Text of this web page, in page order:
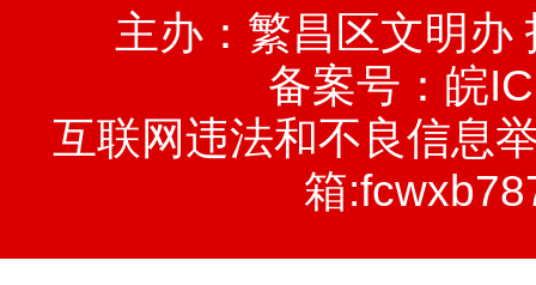
主办：繁昌区文明办
备案号： 皖
互联网违法和不良信息
箱